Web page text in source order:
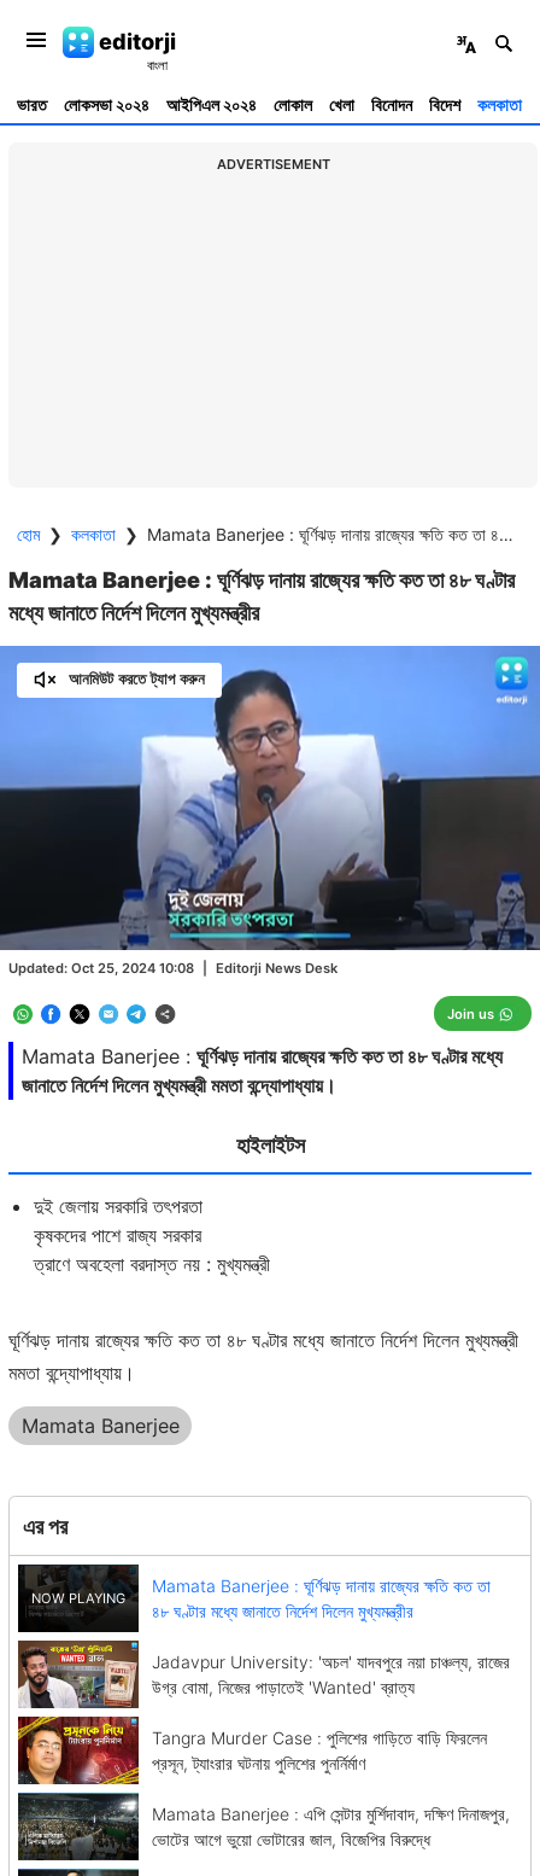
editorji
ভারত লোকসভা ২০২৪ আইপিএল ২০২৪ লোকাল খেলা বিনোদন বিদেশ কলকাতা
ADVERTISEMENT
হোম ❯ কলকাতা ❯ Mamata Banerjee : ঘূর্ণিঝড় দানায় রাজ্যের ক্ষতি কত তা ৪৮ ঘণ্টার মধ্যে জানাতে নির্দেশ দিলেন মুখ্যমন্ত্রীর
Mamata Banerjee : ঘূর্ণিঝড় দানায় রাজ্যের ক্ষতি কত তা ৪৮ ঘণ্টার
মধ্যে জানাতে নির্দেশ দিলেন মুখ্যমন্ত্রীর
Mamata Banerjee : ঘূর্ণিঝড় দানায় রাজ্যের ক্ষতি কত তা ৪৮ ঘণ্টার মধ্যে
জানাতে নির্দেশ দিলেন মুখ্যমন্ত্রী মমতা বন্দ্যোপাধ্যায়।
Updated: Oct 25, 2024 10:08 Editorji News Desk
Join us
আনমিউট করতে ট্যাপ করুন
Unmute
/
Loaded:
37.84%
হাইলাইটস
দুই জেলায় সরকারি তৎপরতা
কৃষকদের পাশে রাজ্য সরকার
ত্রাণে অবহেলা বরদাস্ত নয় : মুখ্যমন্ত্রী
ঘূর্ণিঝড় দানায় রাজ্যের ক্ষতি কত তা ৪৮ ঘণ্টার মধ্যে জানাতে নির্দেশ দিলেন মুখ্যমন্ত্রী
মমতা বন্দ্যোপাধ্যায়।
Mamata Banerjee
এর পর
Mamata Banerjee : ঘূর্ণিঝড় দানায় রাজ্যের ক্ষতি কত তা
৪৮ ঘণ্টার মধ্যে জানাতে নির্দেশ দিলেন মুখ্যমন্ত্রীর
Jadavpur University: 'অচল' যাদবপুরে নয়া চাঞ্চল্য, রাজের
উগ্র বোমা, নিজের পাড়াতেই 'Wanted' ব্রাত্য
Tangra Murder Case : পুলিশের গাড়িতে বাড়ি ফিরলেন
প্রসূন, ট্যাংরার ঘটনায় পুলিশের পুনর্নির্মাণ
Mamata Banerjee : এপি সেন্টার মুর্শিদাবাদ, দক্ষিণ দিনাজপুর,
ভোটের আগে ভুয়ো ভোটারের জাল, বিজেপির বিরুদ্ধে